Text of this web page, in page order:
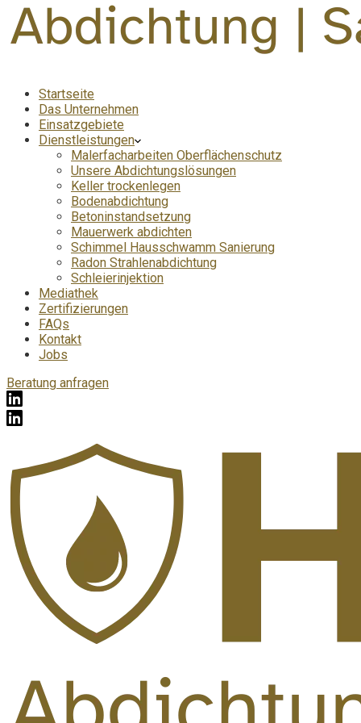
Startseite
Das Unternehmen
Einsatzgebiete
Dienstleistungen
Malerfacharbeiten Oberflächenschutz
Unsere Abdichtungslösungen
Keller trockenlegen
Bodenabdichtung
Betoninstandsetzung
Mauerwerk abdichten
Schimmel Hausschwamm Sanierung
Radon Strahlenabdichtung
Schleierinjektion
Mediathek
Zertifizierungen
FAQs
Kontakt
Jobs
Beratung anfragen